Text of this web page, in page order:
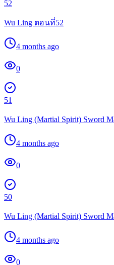
52
Wu Ling ตอนที่52
4 months ago
0
51
Wu Ling (Martial Spirit) Sword
4 months ago
0
50
Wu Ling (Martial Spirit) Sword
4 months ago
0